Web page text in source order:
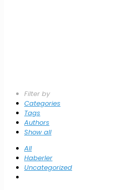
Filter by
Categories
Tags
Authors
Show all
All
Haberler
Uncategorized